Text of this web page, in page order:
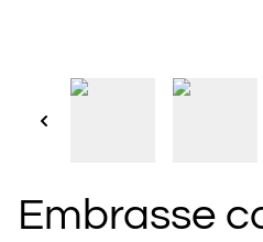
Embrasse